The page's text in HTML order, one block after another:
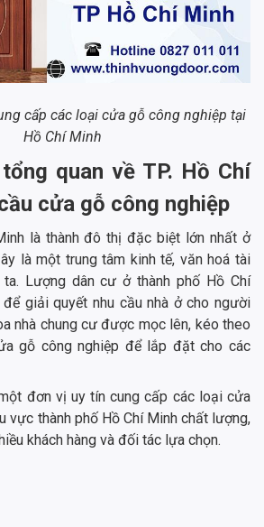
cấp các loại cửa gỗ công nghiệp tại
Hồ Chí Minh
quan về TP. Hồ Chí
cửa gỗ công nghiệp
là thành đô thị đặc biệt lớn nhất ở
là một trung tâm kinh tế, văn hoá tài
Lượng dân cư ở thành phố Hồ Chí
giải quyết nhu cầu nhà ở cho người
nhà chung cư được mọc lên, kéo theo
gỗ công nghiệp để lắp đặt cho các
đơn vị uy tín cung cấp các loại cửa
vực thành phố Hồ Chí Minh chất lượng,
khách hàng và đối tác lựa chọn.